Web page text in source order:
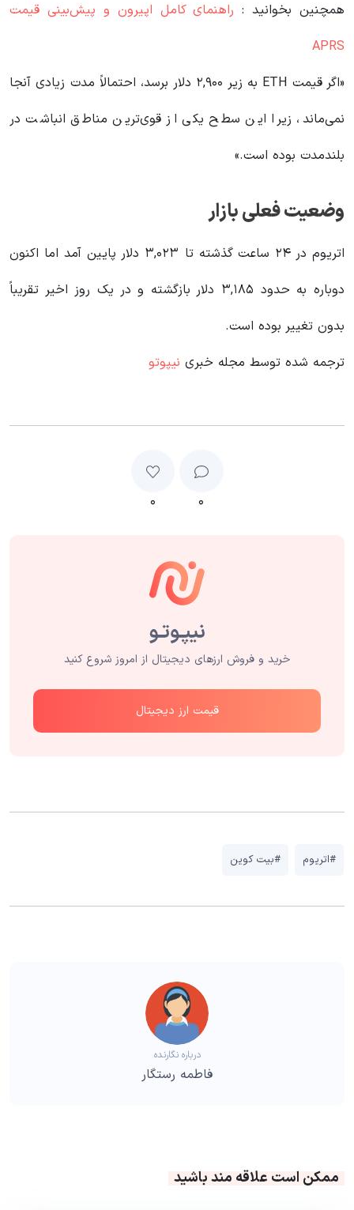
همچنین بخوانید : راهنمای کامل اپیرون و پیش‌بینی قیمت
APRS
«اگر قیمت ETH به زیر ۲,۹۰۰ دلار برسد، احتمالاً مدت زیادی آنجا
نمی‌ماند، زیرا این سطح یکی از قوی‌ترین مناطق انباشت در
بلندمدت بوده است.»
وضعیت فعلی بازار
اتریوم در ۲۴ ساعت گذشته تا ۳,۰۲۳ دلار پایین آمد اما اکنون
دوباره به حدود ۳,۱۸۵ دلار بازگشته و در یک روز اخیر تقریباً
بدون تغییر بوده است.
ترجمه شده توسط مجله خبری نیپوتو
۰ ۰
خرید و فروش ارزهای دیجیتال از امروز شروع کنید
قیمت ارز دیجیتال
#اتریوم #بیت کوین
درباره نگارنده
فاطمه رستگار
ممکن است علاقه مند باشید